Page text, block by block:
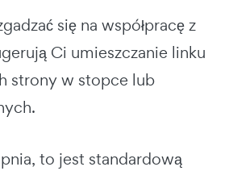
się na współpracę z
Ci umieszczanie linku
strony w stopce lub
to jest standardową